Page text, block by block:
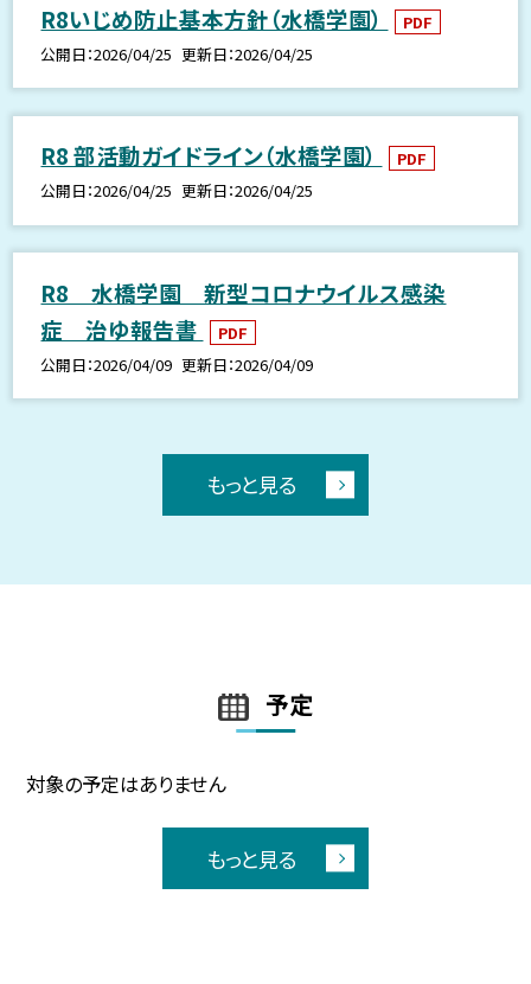
R8いじめ防止基本方針（水橋学園）
PDF
公開日 2026/04/25 更新日 2026/04/25
R8 部活動ガイドライン（水橋学園）
PDF
公開日 2026/04/25 更新日 2026/04/25
R8 水橋学園 新型コロナウイルス感染
症 治ゆ報告書
PDF
公開日 2026/04/09 更新日 2026/04/09
もっと見る
予定
対象の予定はありません
もっと見る